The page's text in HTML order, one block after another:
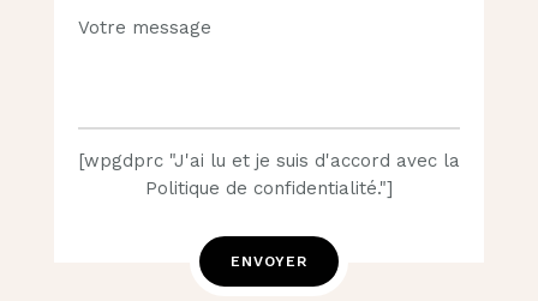
[wpgdprc "J'ai lu et je suis d'accord avec la
Politique de confidentialité."]